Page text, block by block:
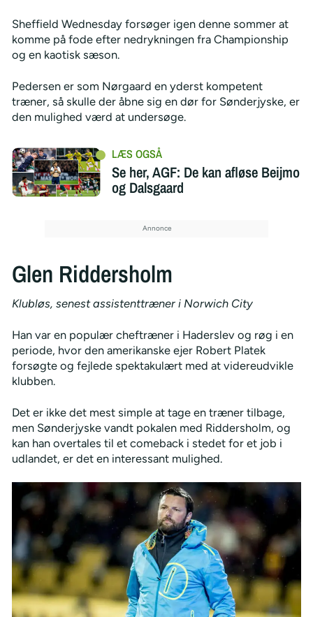
Sheffield Wednesday forsøger igen denne sommer at
komme på fode efter nedrykningen fra Championship
og en kaotisk sæson.
Pedersen er som Nørgaard en yderst kompetent
træner, så skulle der åbne sig en dør for Sønderjyske, er
den mulighed værd at undersøge.
Se her, AGF: De kan afløse Beijmo
og Dalsgaard
Glen Riddersholm
Klubløs, senest assistenttræner i Norwich City
Han var en populær cheftræner i Haderslev og røg i en
periode, hvor den amerikanske ejer Robert Platek
forsøgte og fejlede spektakulært med at videreudvikle
klubben.
Det er ikke det mest simple at tage en træner tilbage,
men Sønderjyske vandt pokalen med Riddersholm, og
kan han overtales til et comeback i stedet for et job i
udlandet, er det en interessant mulighed.